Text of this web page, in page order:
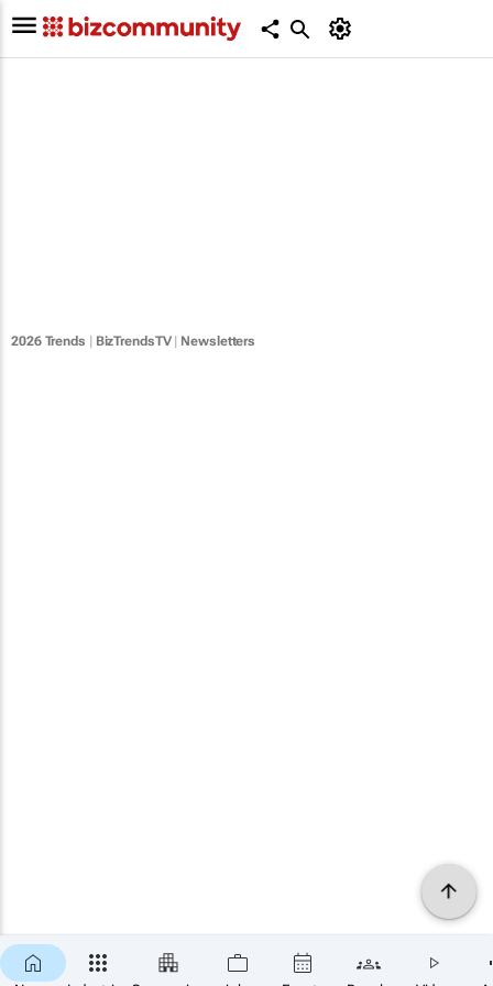
2026 Trends BizTrendsTV| Newsletters